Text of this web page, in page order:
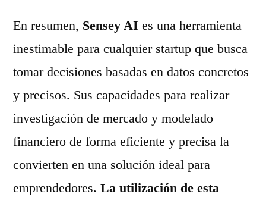
En resumen, Sensey AI es una herramienta
inestimable para cualquier startup que busca
tomar decisiones basadas en datos concretos
y precisos. Sus capacidades para realizar
investigación de mercado y modelado
financiero de forma eficiente y precisa la
convierten en una solución ideal para
emprendedores. La utilización de esta